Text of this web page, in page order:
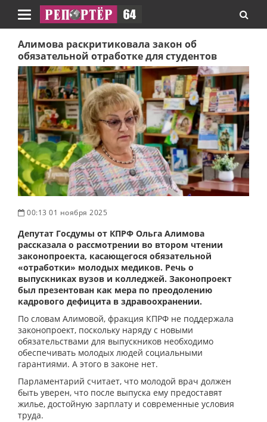
Навигация
Алимова раскритиковала закон об
обязательной отработке для студентов
00:13 01 ноября 2025
Депутат Госдумы от КПРФ Ольга Алимова
рассказала о рассмотрении во втором чтении
законопроекта, касающегося обязательной
«отработки» молодых медиков. Речь о
выпускниках вузов и колледжей. Законопроект
был презентован как мера по преодолению
кадрового дефицита в здравоохранении.
По словам Алимовой, фракция КПРФ не поддержала
законопроект, поскольку наряду с новыми
обязательствами для выпускников необходимо
обеспечивать молодых людей социальными
гарантиями. А этого в законе нет.
Парламентарий считает, что молодой врач должен
быть уверен, что после выпуска ему предоставят
жилье, достойную зарплату и современные условия
труда.